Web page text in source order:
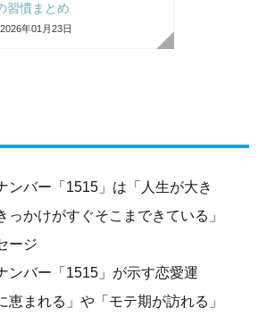
習慣まとめ
2026年01月23日
ンバー「1515」は「人生が大き
っかけがすぐそこまできている」
ージ
ンバー「1515」が示す恋愛運
恵まれる」や「モテ期が訪れる」